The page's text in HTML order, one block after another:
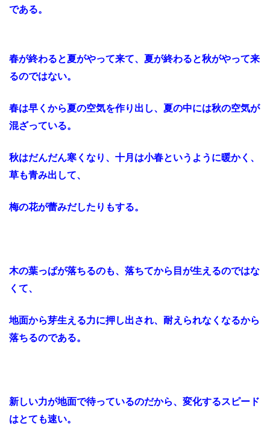
である。
春が終わると夏がやって来て、夏が終わると秋がやって来
るのではない。
春は早くから夏の空気を作り出し、夏の中には秋の空気が
混ざっている。
秋はだんだん寒くなり、十月は小春というように暖かく、
草も青み出して、
梅の花が蕾みだしたりもする。
木の葉っぱが落ちるのも、落ちてから目が生えるのではな
くて、
地面から芽生える力に押し出され、耐えられなくなるから
落ちるのである。
新しい力が地面で待っているのだから、変化するスピード
はとても速い。